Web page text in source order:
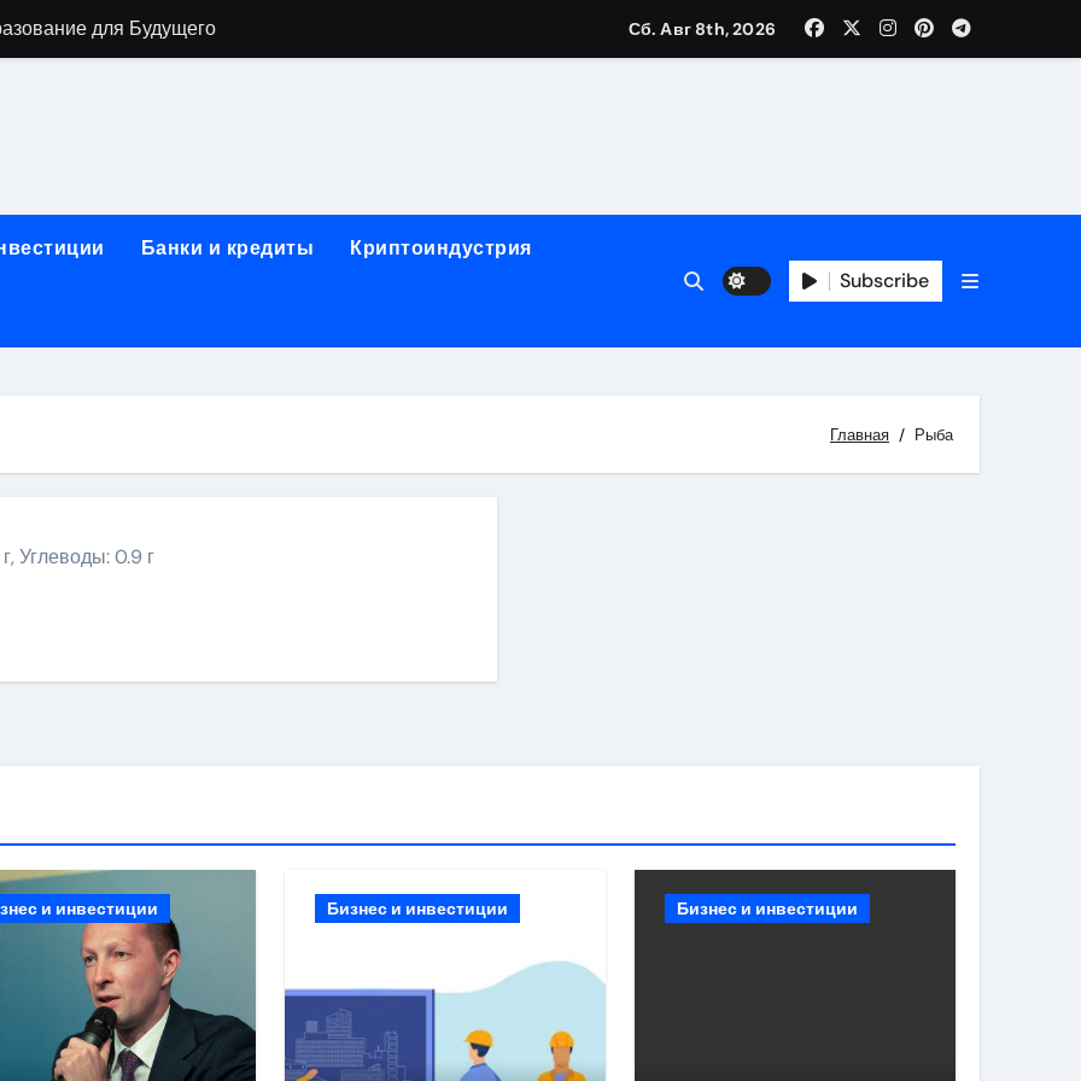
для Будущего
в Москву и обратно по привлекательным ценам
Всё, что нужно знать
в компании ИНКОМ-Недвижимость
Сб. Авг 8th, 2026
Банки и кредиты Криптоиндустрия
Subscribe
Главная Рыба
Углеводы: 0.9 г
и инвестиции Бизнес и инвестиции Бизнес и инвестиции